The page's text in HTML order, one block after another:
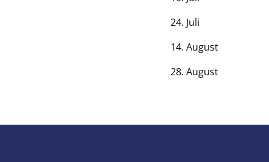
24. Juli
14. August
28. August